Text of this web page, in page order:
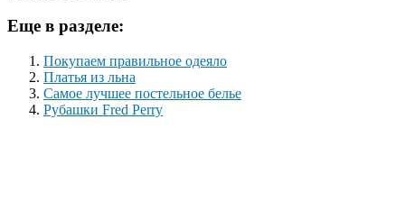
Еще в разделе:
Покупаем правильное одеяло
Платья из льна
Самое лучшее постельное белье
Рубашки Fred Perry